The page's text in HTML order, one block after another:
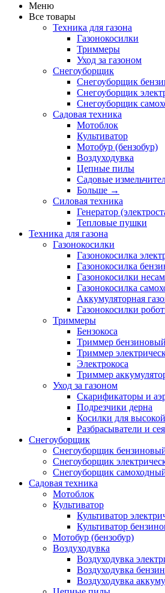
Меню
Все товары
Техника для газона
Газонокосилки
Триммеры
Уход за газоном
Снегоуборщик
Снегоуборщик
Снегоуборщик
Снегоуборщик
Садовая техника
Мотоблок
Культиватор
Мотобур (бензобур)
Воздуходувка
Цепные пилы
Садовые
Больше →
Силовая техника
Генератор
Тепловые пушки
Техника для газона
Газонокосилки
Газонокосилка
Газонокосилка
Газонокосилки
Газонокосилка
Аккумуляторная
Газонокосилки
Триммеры
Бензокоса
Триммер бензиновый
Триммер
Электрокоса
Триммер
Уход за газоном
Скарификаторы и
Подрезчики дерна
Косилки для
Разбрасыватели и
Снегоуборщик
Снегоуборщик
Снегоуборщик
Снегоуборщик
Садовая техника
Мотоблок
Культиватор
Культиватор
Культиватор
Мотобур (бензобур)
Воздуходувка
Воздуходувка
Воздуходувка
Воздуходувка